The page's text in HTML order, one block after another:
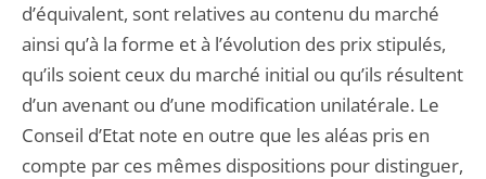
d’équivalent, sont relatives au contenu du marché
ainsi qu’à la forme et à l’évolution des prix stipulés,
qu’ils soient ceux du marché initial ou qu’ils résultent
d’un avenant ou d’une modification unilatérale. Le
Conseil d’Etat note en outre que les aléas pris en
compte par ces mêmes dispositions pour distinguer,